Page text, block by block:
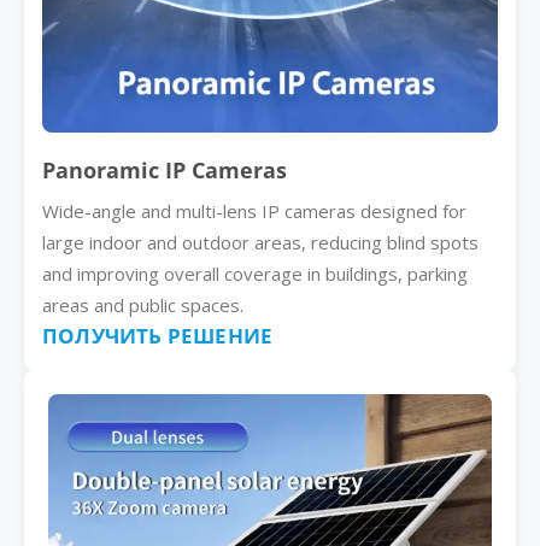
Panoramic IP Cameras
Wide-angle and multi-lens IP cameras designed for
large indoor and outdoor areas, reducing blind spots
and improving overall coverage in buildings, parking
areas and public spaces.
ПОЛУЧИТЬ РЕШЕНИЕ